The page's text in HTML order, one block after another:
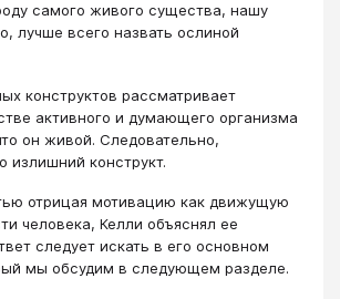
самого живого существа, нашу
лучше всего назвать ослиной
конструктов рассматривает
активного и думающего организма
он живой. Следовательно,
излишний конструкт.
отрицая мотивацию как движущую
человека, Келли объяснял ее
следует искать в его основном
мы обсудим в следующем разделе.